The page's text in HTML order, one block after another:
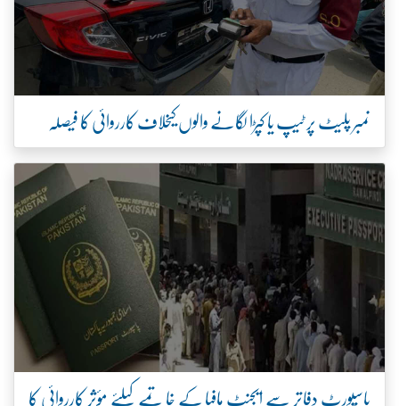
نمبر پلیٹ پر ٹیپ یا کپڑا لگانے والوں کیخلاف کارروائی کا فیصلہ